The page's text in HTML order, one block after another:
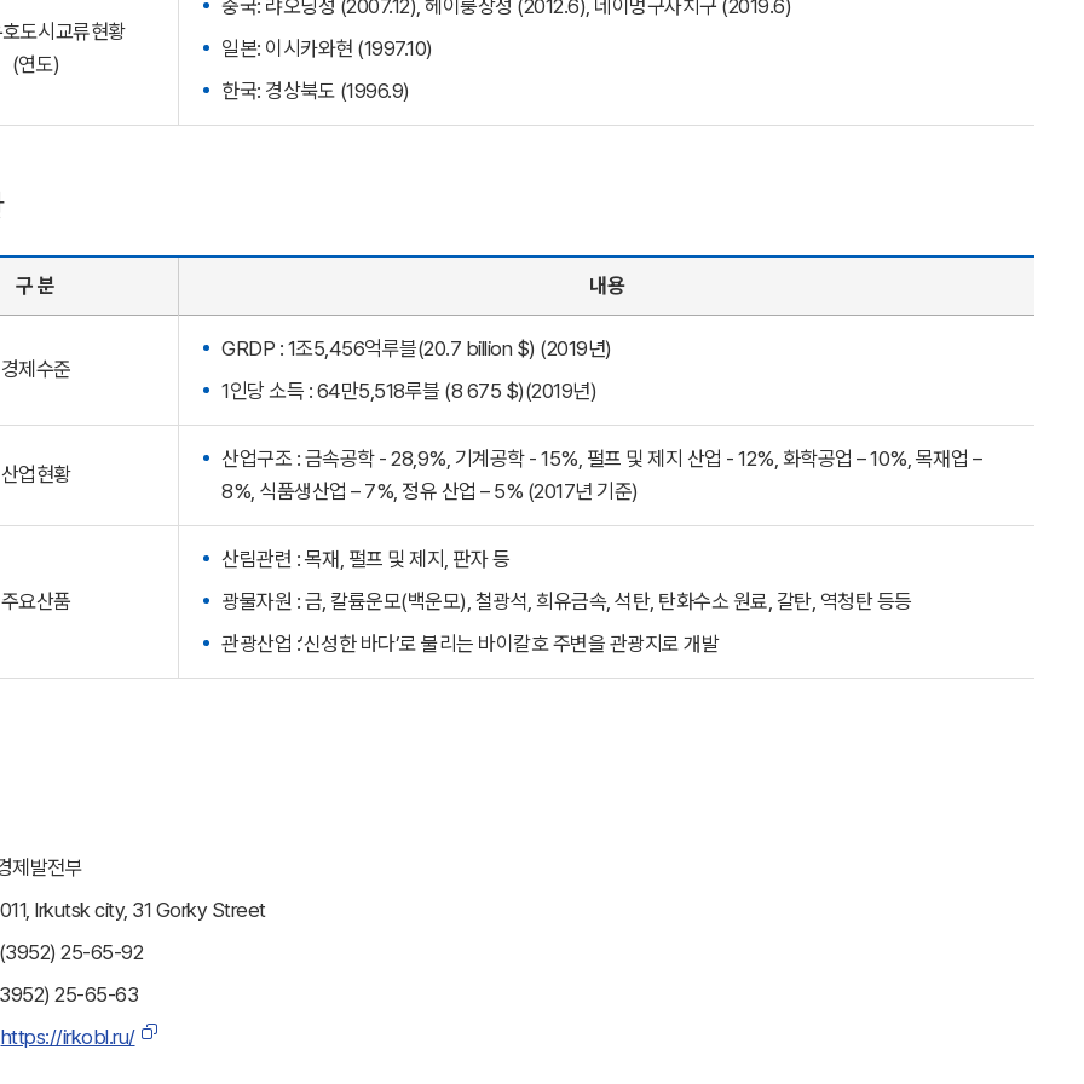
호도시교류현황
(연도)
중국: 랴오닝성 (2007.12), 헤이룽장성 (2012.6), 네이멍구자치구 (2019.6)
일본: 이시카와현 (1997.10)
한국: 경상북도 (1996.9)
구 분 내용
경제수준
GRDP : 1조5,456억루블(20.7 billion $) (2019년)
1인당 소득 : 64만5,518루블 (8 675 $)(2019년)
산업현황
산업구조 : 금속공학 - 28,9%, 기계공학 - 15%, 펄프 및 제지 산업 - 12%, 화학공업 – 10%, 목재업 –
8%, 식품생산업 – 7%, 정유 산업 – 5% (2017년 기준)
주요산품
산림관련 : 목재, 펄프 및 제지, 판자 등
광물자원 : 금, 칼륨운모(백운모), 철광석, 희유금속, 석탄, 탄화수소 원료, 갈탄, 역청탄 등등
관광산업 :‘신성한 바다’로 불리는 바이칼호 주변을 관광지로 개발
제발전부
Irkutsk city, 31 Gorky Street
25-65-92
25-65-63
https://irkobl.ru/